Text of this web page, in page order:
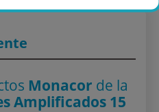
Monacor de la
Amplificados 15